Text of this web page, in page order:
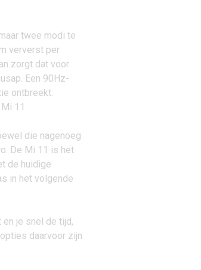
twee modi te
ververst per
zorgt dat voor
Een 90Hz-
ontbreekt.
die nagenoeg
De Mi 11 is het
de huidige
in het volgende
je snel de tijd,
daarvoor zijn